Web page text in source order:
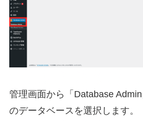
管理画面から「Database
のデータベースを選択します。